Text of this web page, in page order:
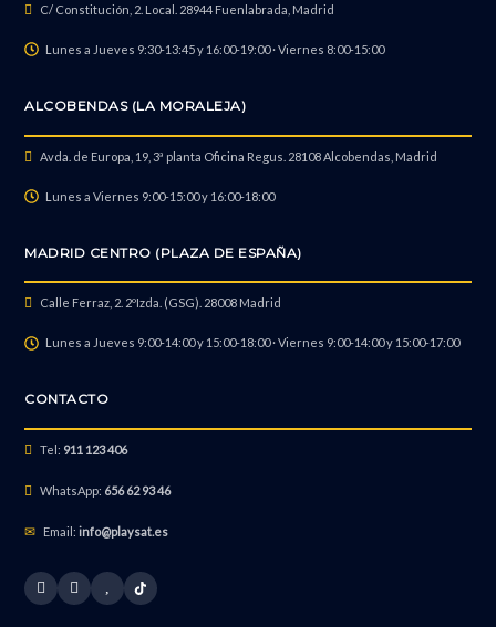
C/ Constitución, 2. Local. 28944 Fuenlabrada, Madrid
Lunes a Jueves 9:30-13:45 y 16:00-19:00 · Viernes 8:00-15:00
ALCOBENDAS (LA MORALEJA)
Avda. de Europa, 19, 3ª planta Oficina Regus. 28108 Alcobendas, Madrid
Lunes a Viernes 9:00-15:00 y 16:00-18:00
MADRID CENTRO (PLAZA DE ESPAÑA)
Calle Ferraz, 2. 2ºIzda. (GSG). 28008 Madrid
Lunes a Jueves 9:00-14:00 y 15:00-18:00 · Viernes 9:00-14:00 y 15:00-17:00
CONTACTO
Tel: 911 123 406
WhatsApp: 656 62 93 46
Email:info@playsat.es